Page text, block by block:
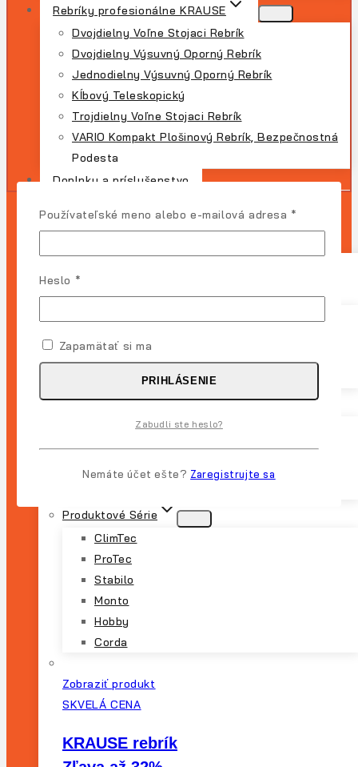
Rebríky profesionálne KRAUSE
Dvojdielny Voľne Stojaci Rebrík
Dvojdielny Výsuvný Oporný Rebrík
Jednodielny Výsuvný Oporný Rebrík
Kĺbový Teleskopický
Trojdielny Voľne Stojaci Rebrík
VARIO Kompakt Plošinový Rebrík, Bezpečnostná
Podesta
Doplnky a príslušenstvo
DOMOV
Dôležité
Obchod
Pokladňa
Košík
Produktové Série
ClimTec
ProTec
Stabilo
Monto
Hobby
Corda
Zobraziť produkt
SKVELÁ CENA
KRAUSE rebrík
Používateľské meno alebo e-mailová adresa *
Heslo *
Zapamätať si ma
PRIHLÁSENIE
Zabudli ste heslo?
Nemáte účet ešte? Zaregistrujte sa